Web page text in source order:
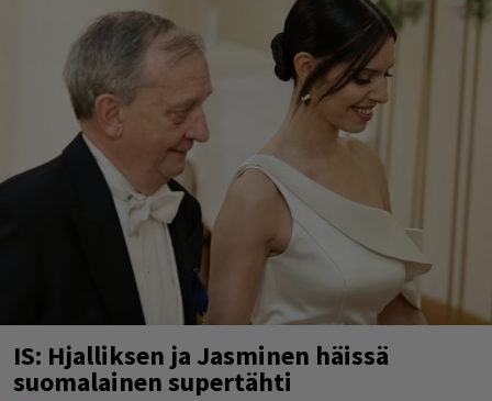
IS: Hjalliksen ja Jasminen häissä
suomalainen supertähti